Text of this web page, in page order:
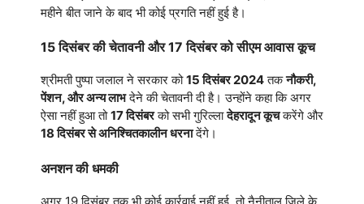
महीने बीत जाने के बाद भी कोई प्रगति नहीं हुई है।
15 दिसंबर की चेतावनी और 17 दिसंबर को सीएम आवास कूच
श्रीमती पुष्पा जलाल ने सरकार को15 दिसंबर 2024तकनौकरी,
पेंशन, और अन्य लाभदेने की चेतावनी दी है। उन्होंने कहा कि अगर
ऐसा नहीं हुआ तो17 दिसंबरको सभी गुरिल्लादेहरादून कूचकरेंगे और
18 दिसंबर से अनिश्चितकालीन धरनादेंगे।
अनशन की धमकी